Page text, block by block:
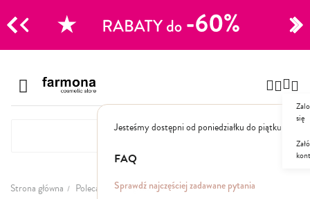
treści
Jesteśmy dostępni od poniedziałku do piątku:
FAQ
Sprawdź najczęściej zadawane pytania
się
Szampony
Strona główna Polecane Nagrodzone